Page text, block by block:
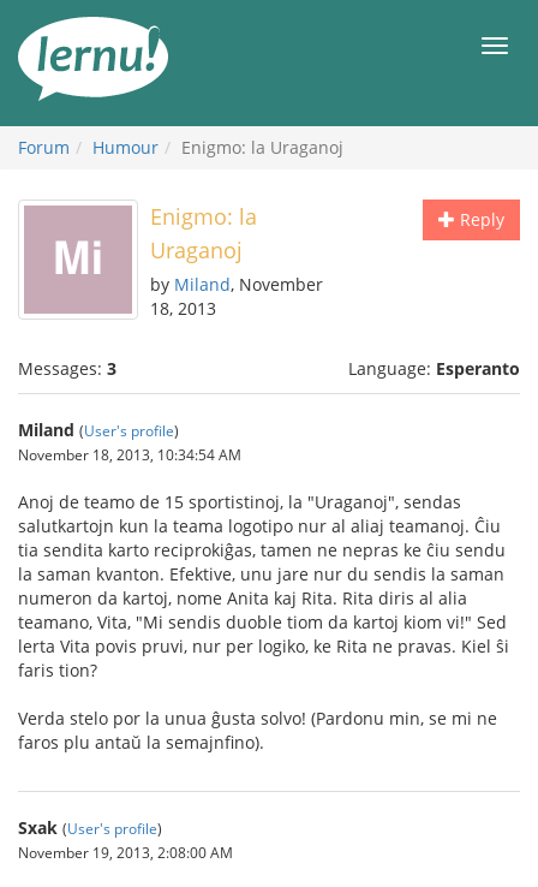
the
content
Forum Humour Enigmo: la Uraganoj
Reply
Enigmo: la
Uraganoj
by Miland, November
18, 2013
Messages: 3 Language: Esperanto
Miland (User's profile)
November 18, 2013, 10:34:54 AM
Anoj de teamo de 15 sportistinoj, la "Uraganoj", sendas
salutkartojn kun la teama logotipo nur al aliaj teamanoj. Ĉiu
tia sendita karto reciprokiĝas, tamen ne nepras ke ĉiu sendu
la saman kvanton. Efektive, unu jare nur du sendis la saman
numeron da kartoj, nome Anita kaj Rita. Rita diris al alia
teamano, Vita, "Mi sendis duoble tiom da kartoj kiom vi!" Sed
lerta Vita povis pruvi, nur per logiko, ke Rita ne pravas. Kiel ŝi
faris tion?
Verda stelo por la unua ĝusta solvo! (Pardonu min, se mi ne
faros plu antaŭ la semajnfino).
Sxak (User's profile)
November 19, 2013, 2:08:00 AM